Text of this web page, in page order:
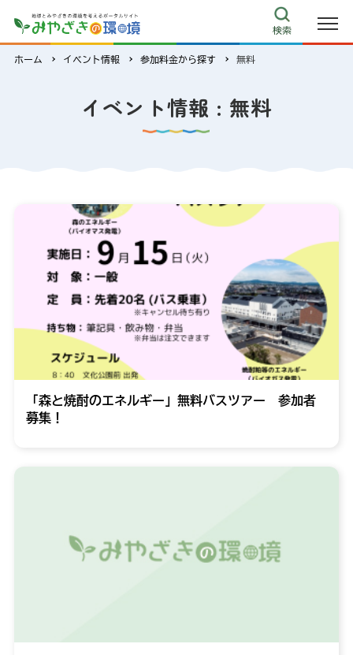
検索
ホーム イベント情報 参加料金から探す 無料
イベント情報 : 無料
「森と焼酎のエネルギー」無料バスツアー 参加者
募集！
リンク集
ecoみやざき
キャラクター紹介
よくある質問